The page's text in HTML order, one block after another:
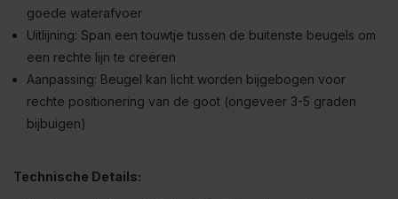
goede waterafvoer
Uitlijning: Span een touwtje tussen de buitenste beugels om
een rechte lijn te creëren
Aanpassing: Beugel kan licht worden bijgebogen voor
rechte positionering van de goot (ongeveer 3-5 graden
bijbuigen)
Technische Details: